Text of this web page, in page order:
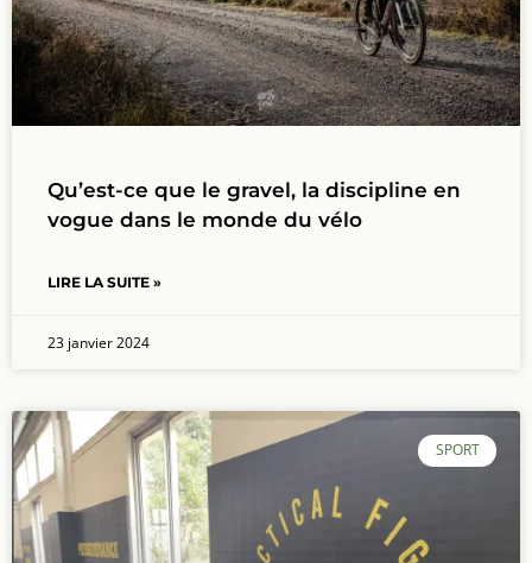
Qu’est-ce que le gravel, la discipline en
vogue dans le monde du vélo
LIRE LA SUITE »
23 janvier 2024
SPORT